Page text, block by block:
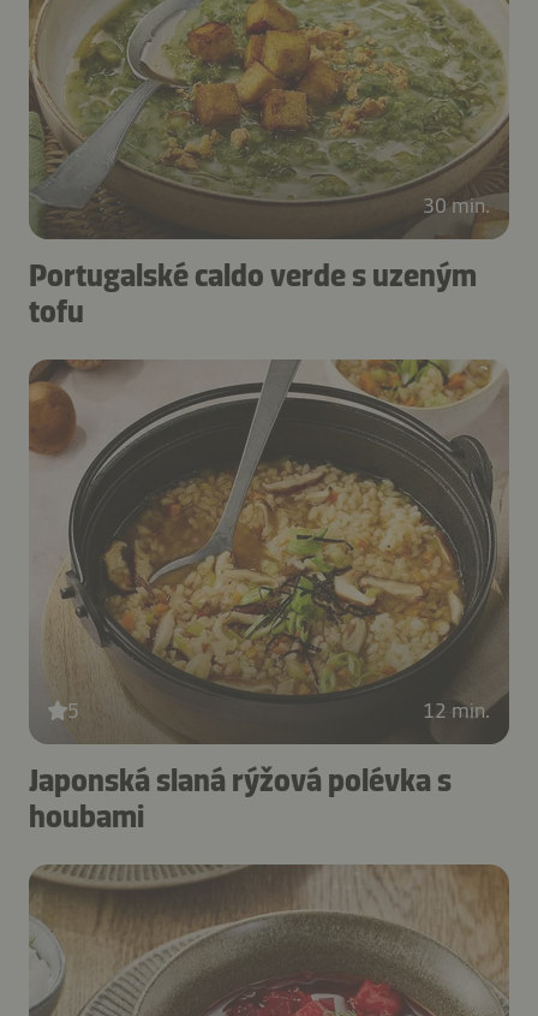
30 min.
Portugalské caldo verde s uzeným
tofu
5 12 min.
Japonská slaná rýžová polévka s
houbami